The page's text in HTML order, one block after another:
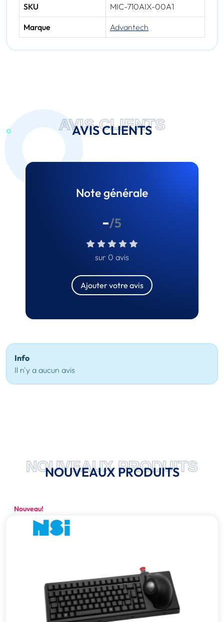
SKU MIC-710AIX-00A1
Marque Advantech
AVIS CLIENTS
AVIS CLIENTS
Note générale
-/5
sur 0 avis
Ajouter votre avis
Info
Il n'y a aucun avis
NOUVEAUX PRODUITS
NOUVEAUX PRODUITS
Nouveau!